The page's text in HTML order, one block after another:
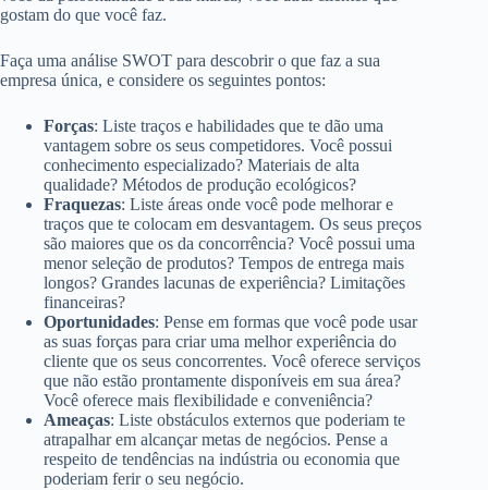
gostam do que você faz.
Faça uma análise SWOT para descobrir o que faz a sua
empresa única, e considere os seguintes pontos:
Forças: Liste traços e habilidades que te dão uma
vantagem sobre os seus competidores. Você possui
conhecimento especializado? Materiais de alta
qualidade? Métodos de produção ecológicos?
Fraquezas: Liste áreas onde você pode melhorar e
traços que te colocam em desvantagem. Os seus preços
são maiores que os da concorrência? Você possui uma
menor seleção de produtos? Tempos de entrega mais
longos? Grandes lacunas de experiência? Limitações
financeiras?
Oportunidades: Pense em formas que você pode usar
as suas forças para criar uma melhor experiência do
cliente que os seus concorrentes. Você oferece serviços
que não estão prontamente disponíveis em sua área?
Você oferece mais flexibilidade e conveniência?
Ameaças: Liste obstáculos externos que poderiam te
atrapalhar em alcançar metas de negócios. Pense a
respeito de tendências na indústria ou economia que
poderiam ferir o seu negócio.